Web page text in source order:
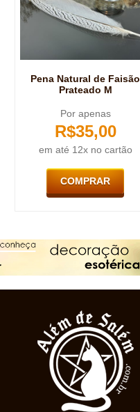
Pena Natural de Faisão
Prateado M
Por apenas
R$35,00
em até 12x no cartão
COMPRAR